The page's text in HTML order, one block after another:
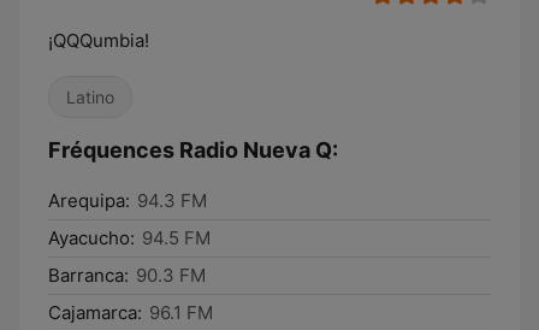
¡QQQumbia!
Latino
Fréquences Radio Nueva Q:
Arequipa: 94.3 FM
Ayacucho: 94.5 FM
Barranca: 90.3 FM
Cajamarca: 96.1 FM